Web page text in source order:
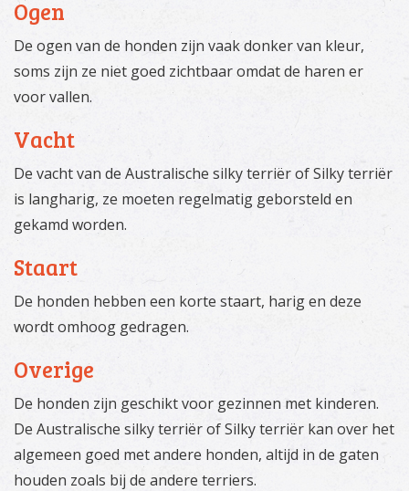
Ogen
De ogen van de honden zijn vaak donker van kleur,
soms zijn ze niet goed zichtbaar omdat de haren er
voor vallen.
Vacht
De vacht van de Australische silky terriër of Silky terriër
is langharig, ze moeten regelmatig geborsteld en
gekamd worden.
Staart
De honden hebben een korte staart, harig en deze
wordt omhoog gedragen.
Overige
De honden zijn geschikt voor gezinnen met kinderen.
De Australische silky terriër of Silky terriër kan over het
algemeen goed met andere honden, altijd in de gaten
houden zoals bij de andere terriers.